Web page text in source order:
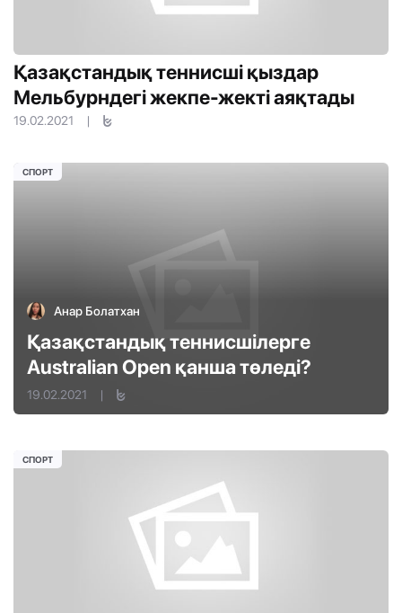
Қазақстандық теннисші қыздар
Мельбурндегі жекпе-жекті аяқтады
19.02.2021 |
Анар Болатхан
Қазақстандық теннисшілерге
Australian Open қанша төледі?
19.02.2021 |
СПОРТ
СПОРТ